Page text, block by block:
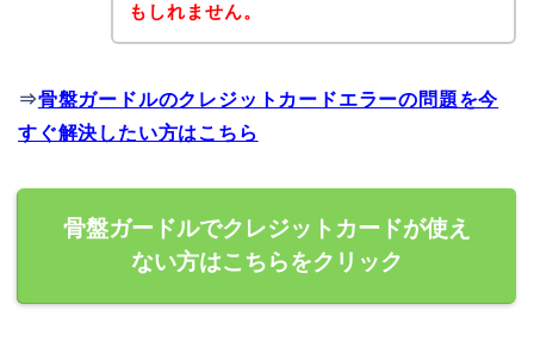
もしれません。
⇒骨盤ガードルのクレジットカードエラーの問題を今
すぐ解決したい方はこちら
骨盤ガードルでクレジットカードが使え
ない方はこちらをクリック